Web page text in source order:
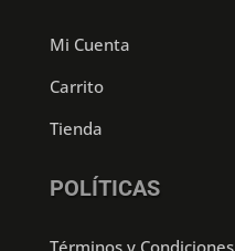
Mi Cuenta
Carrito
Tienda
POLÍTICAS
Términos y Condiciones